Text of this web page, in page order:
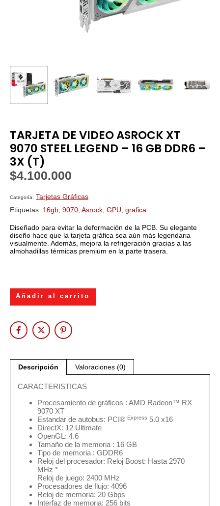
TARJETA DE VIDEO ASROCK XT
9070 STEEL LEGEND – 16 GB DDR6 –
3X (T)
$4.100.000
Categoría: Tarjetas Gráficas
Etiquetas: 16gb 9070 Asrock GPU grafica
Diseñado para evitar la deformación de la PCB. Su elegante
diseño hace que la tarjeta gráfica sea aún más legendaria
visualmente. Además, mejora la refrigeración gracias a las
almohadillas térmicas premium en la parte trasera.
Añadir al carrito
Descripción Valoraciones (0)
CARACTERISTICAS
Procesamiento de gráficos : AMD Radeon™ RX
9070 XT
Estandar de autobus: PCI® Express 5.0 x16
DirectX: 12 Ultimate
OpenGL: 4.6
Tamaño de la memoria : 16 GB
Tipo de memoria : GDDR6
Reloj del procesador: Reloj Boost: Hasta 2970
MHz *
Reloj de juego: 2400 MHz
Procesadores de flujo: 4096
Reloj de memoria: 20 Gbps
Interfaz de memoria: 256 bits